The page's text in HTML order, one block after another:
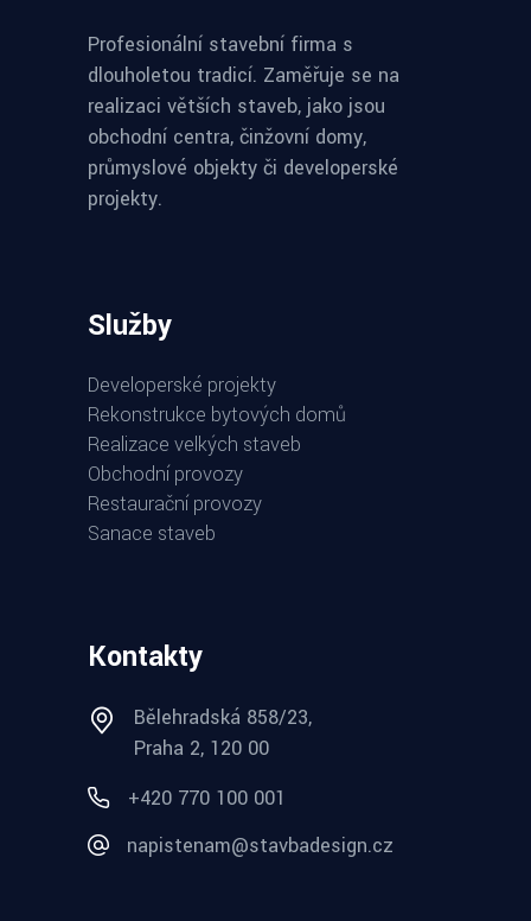
Profesionální stavební firma s
dlouholetou tradicí. Zaměřuje se na
realizaci větších staveb, jako jsou
obchodní centra, činžovní domy,
průmyslové objekty či developerské
projekty.
Služby
Developerské projekty
Rekonstrukce bytových domů
Realizace velkých staveb
Obchodní provozy
Restaurační provozy
Sanace staveb
Kontakty
Bělehradská 858/23,
Praha 2, 120 00
+420 770 100 001
napistenam@stavbadesign.cz